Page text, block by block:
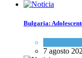
Bulgaria:
7 agosto